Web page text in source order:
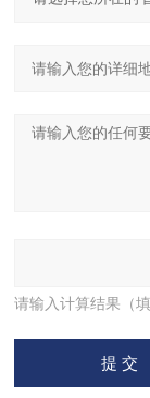
请输入计算结果（